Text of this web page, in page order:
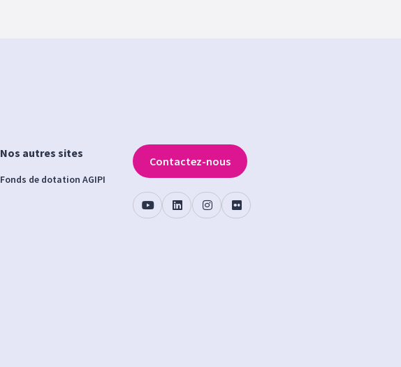
Nos autres sites
Fonds de dotation AGIPI
Contactez-nous